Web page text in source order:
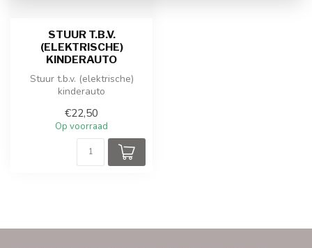
STUUR T.B.V.
(ELEKTRISCHE)
KINDERAUTO
Stuur t.b.v. (elektrische)
kinderauto
€22,50
Op voorraad